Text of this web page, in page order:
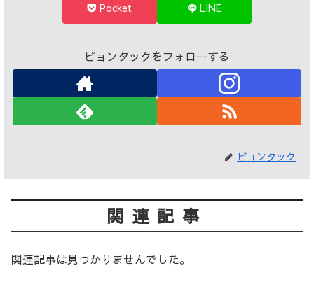
Pocket LINE
ピョンタックをフォローする
ピョンタック
関連記事
関連記事は見つかりませんでした。